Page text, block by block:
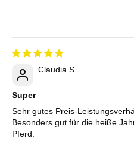
Claudia S.
Super
Sehr gutes Preis-
Besonders gut für die heiße
Pferd.